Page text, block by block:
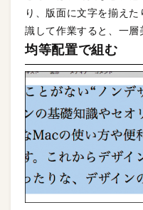
り、版面に文字を揃え
識して作業すると、一層
均等配置で組む